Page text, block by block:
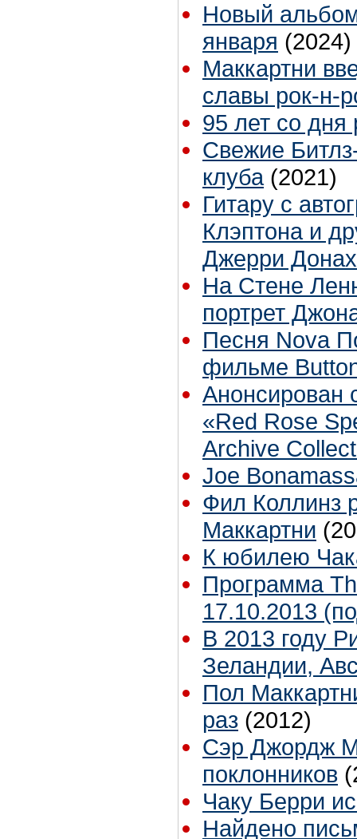
Новый
января (2024)
Маккартни
славы рок-н-
95 лет со
Свежие
клуба (2021)
Гитару с
Клэптона и
Джерри
На Стене
портрет
Песня Nova
фильме
Анонсирован
«Red Rose
Archive
Joe
Фил Коллинз
Маккартни
К юбилею
Программа
17.10.2013
В 2013 году
Зеландии,
Пол
раз (2012)
Сэр Джордж
поклонников
Чаку Берри
Найдено